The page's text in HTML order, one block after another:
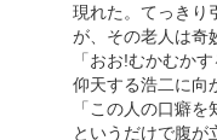
現れた。てっきり
が、その老人は奇
「おお!むかむかす
仰天する浩二に向
「この人の口癖
というだけで腹が